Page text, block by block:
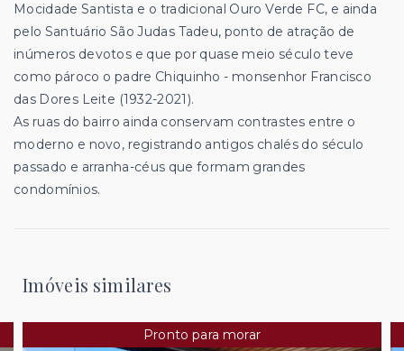
Mocidade Santista e o tradicional Ouro Verde FC, e ainda
pelo Santuário São Judas Tadeu, ponto de atração de
inúmeros devotos e que por quase meio século teve
como pároco o padre Chiquinho - monsenhor Francisco
das Dores Leite (1932-2021).
As ruas do bairro ainda conservam contrastes entre o
moderno e novo, registrando antigos chalés do século
passado e arranha-céus que formam grandes
condomínios.
Imóveis similares
Pronto para morar